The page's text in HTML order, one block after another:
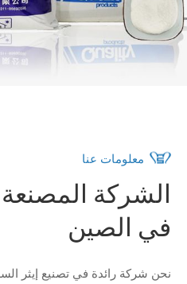
معلومات عنا
الشركة المصنعة
في الصين
نحن شركة رائدة في تصنيع إيثر